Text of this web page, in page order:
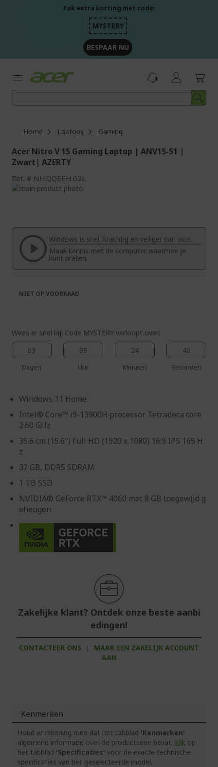
Pak extra korting met code:
MYSTERY
BESPAAR NU
Home Laptops Gaming
Acer Nitro V 15 Gaming Laptop | ANV15-51 |
Zwart| AZERTY
Ref. NH.QQEEH.00L
Ga
van
afbeeldingen-
gallerij
begin
afbeeldingen-
gallerij
Windows is snel, krachtig en veiliger dan ooit.
Maak kennis met de computer waarmee je
kunt praten.
Wees er snel bij! Code MYSTERY verloopt over:
03
Dagen
09
Uur
24
Minuten
39
Seconden
Windows 11 Home
Intel® Core™ i9-13900H processor Tetradeca core
2.60 GHz
39.6 cm (15.6") Full HD (1920 x 1080) 16:9 IPS 165 H
z
32 GB, DDR5 SDRAM
1 TB SSD
NVIDIA® GeForce RTX™ 4060 met 8 GB toegewijd g
eheugen
Zakelijke klant? Ontdek onze beste aanbi
edingen!
CONTACTEER ONS |
MAAK EEN ZAKELIJK ACCOUNT
AAN
NIET OP VOORRAAD
Kenmerken
Houd er rekening mee dat het tabblad 'Kenmerken'
algemene informatie over de productserie bevat. Klik op
het tabblad 'Specificaties' voor de exacte technische
specificaties van het geselecteerde model.